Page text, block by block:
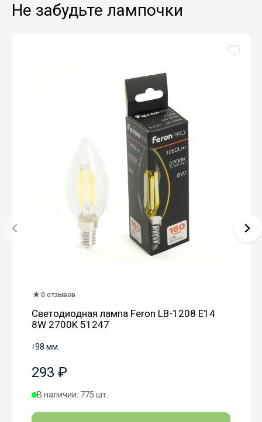
Не забудьте лампочки
0 отзывов
Светодиодная лампа Feron LB-1208 E14
8W 2700K 51247
↕98 мм.
293 ₽
В наличии: 775 шт.